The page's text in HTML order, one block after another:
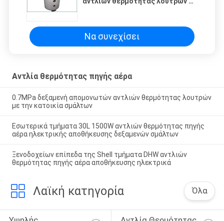
Να συνεχίσει
Αντλία θερμότητας πηγής αέρα
0.7MPa δεξαμενή απομονωτών αντλιών θερμότητας λουτρών
με την κατοικία σμάλτων
Εσωτερικά τμήματα 30L 1500W αντλιών θερμότητας πηγής
αέρα ηλεκτρικής αποθήκευσης δεξαμενών σμάλτων
Ξενοδοχείων επίπεδα της Shell τμήματα DHW αντλιών
θερμότητας πηγής αέρα αποθήκευσης ηλεκτρικά
Λαϊκή κατηγορία Όλα